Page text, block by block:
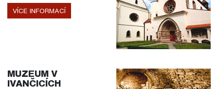
VÍCE INFORMACÍ
MUZEUM V
IVANČICÍCH